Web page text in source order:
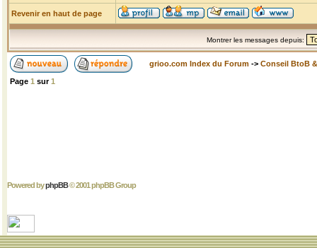
Revenir en haut de page
Montrer les messages depuis:
grioo.com Index du Forum -> Conseil BtoB
Page 1 sur1
Powered byphpBB© 2001 phpBB Group